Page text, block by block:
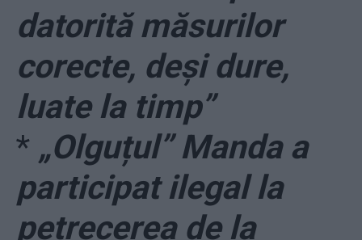
datorită măsurilor
corecte, deși dure,
luate la timp”
* „Olguțul” Manda a
participat ilegal la
petrecerea de la